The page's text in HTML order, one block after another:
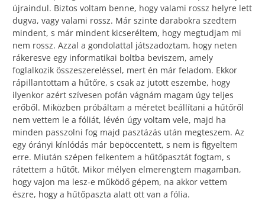
újraindul. Biztos voltam benne, hogy valami rossz helyre lett
dugva, vagy valami rossz. Már szinte darabokra szedtem
mindent, s már mindent kicseréltem, hogy megtudjam mi
nem rossz. Azzal a gondolattal játszadoztam, hogy neten
rákeresve egy informatikai boltba beviszem, amely
foglalkozik összeszereléssel, mert én már feladom. Ekkor
rápillantottam a hűtőre, s csak az jutott eszembe, hogy
ilyenkor azért szívesen pofán vágnám magam úgy teljes
erőből. Miközben próbáltam a méretet beállítani a hűtőről
nem vettem le a fóliát, lévén úgy voltam vele, majd ha
minden passzolni fog majd pasztázás után megteszem. Az
egy órányi kínlódás már bepöccentett, s nem is figyeltem
erre. Miután szépen felkentem a hűtőpasztát fogtam, s
rátettem a hűtőt. Mikor mélyen elmerengtem magamban,
hogy vajon ma lesz-e működő gépem, na akkor vettem
észre, hogy a hűtőpaszta alatt ott van a fólia.